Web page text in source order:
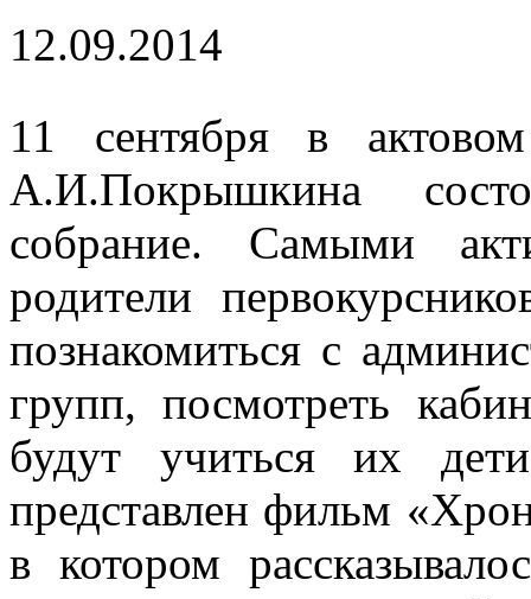
12.09.2014
11 сентября в
А.И.Покрышкина
собрание. Самыми
родители
познакомиться с
групп, посмотреть
будут учиться их
представлен фильм
в котором